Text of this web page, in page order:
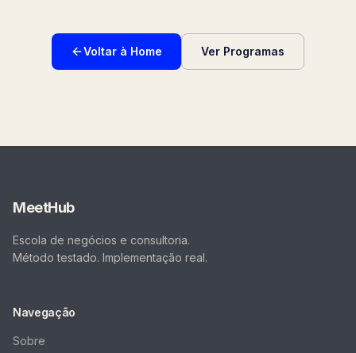
Voltar à Home Ver Programas
MeetHub
Escola de negócios e consultoria.
Método testado. Implementação real.
Navegação
Sobre